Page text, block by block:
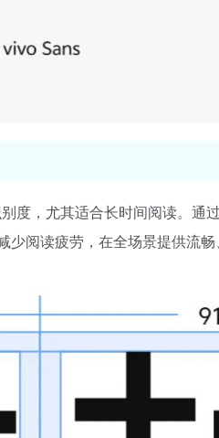
度，尤其适合长时间阅读。通
阅读疲劳，在全场景提供流畅